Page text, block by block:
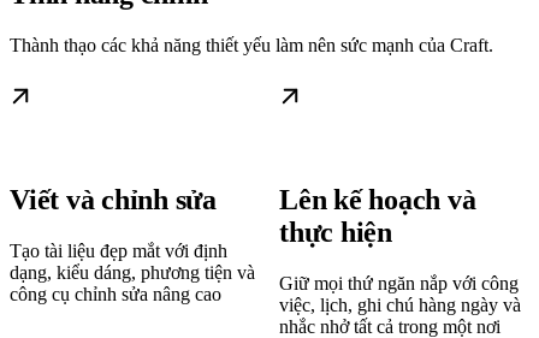
Thành thạo các khả năng thiết yếu làm nên sức mạnh của Craft.
Viết và chỉnh sửa
Tạo tài liệu đẹp mắt với định
dạng, kiểu dáng, phương tiện và
công cụ chỉnh sửa nâng cao
Lên kế hoạch và
thực hiện
Giữ mọi thứ ngăn nắp với công
việc, lịch, ghi chú hàng ngày và
nhắc nhở tất cả trong một nơi